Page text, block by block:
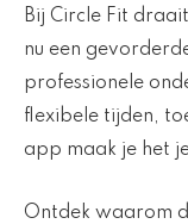
Bij Circle Fit
nu een
professionele
flexibele tijden,
app maak je het
Ontdek waarom